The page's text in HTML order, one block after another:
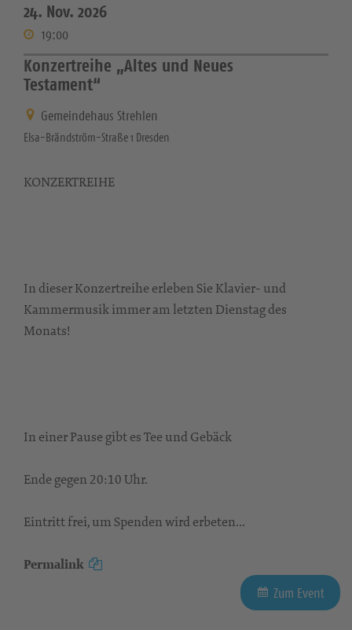
24. Nov. 2026
19:00
Konzertreihe „Altes und Neues
Testament“
Gemeindehaus Strehlen
Elsa-Brändström-Straße 1 Dresden
KONZERTREIHE
In dieser Konzertreihe erleben Sie Klavier- und
Kammermusik immer am letzten Dienstag des
Monats!
In einer Pause gibt es Tee und Gebäck
Ende gegen 20:10 Uhr.
Eintritt frei, um Spenden wird erbeten...
Permalink
Zum Event